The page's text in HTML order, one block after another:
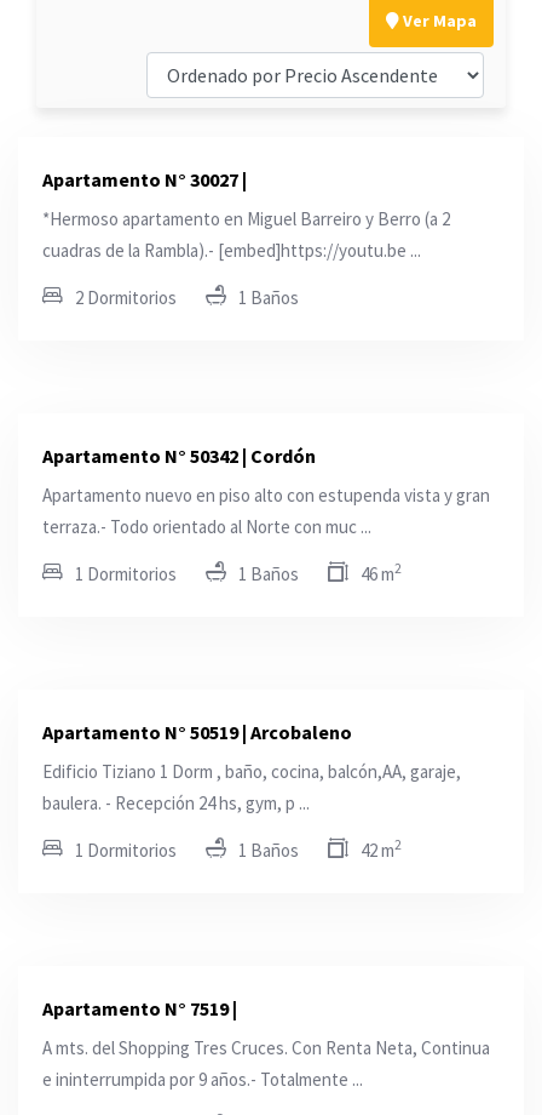
Ver Mapa
Apartamento N° 30027 |
*Hermoso apartamento en Miguel Barreiro y Berro (a 2
cuadras de la Rambla).- [embed]https://youtu.be ...
2 Dormitorios 1 Baños
Apartamento N° 50342 | Cordón
Apartamento nuevo en piso alto con estupenda vista y gran
terraza.- Todo orientado al Norte con muc ...
1 Dormitorios 1 Baños 46 m2
Apartamento N° 50519 | Arcobaleno
Edificio Tiziano 1 Dorm , baño, cocina, balcón,AA, garaje,
baulera. - Recepción 24 hs, gym, p ...
1 Dormitorios 1 Baños 42 m2
Apartamento N° 7519 |
A mts. del Shopping Tres Cruces. Con Renta Neta, Continua
e ininterrumpida por 9 años.- Totalmente ...